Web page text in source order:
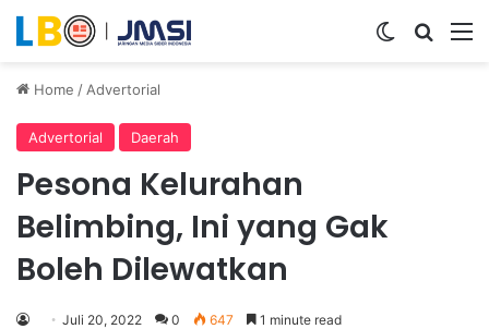
Switch skin
Home / Advertorial
Advertorial Daerah
Pesona Kelurahan
Belimbing, Ini yang Gak
Boleh Dilewatkan
Juli 20, 2022 0 647 1 minute read